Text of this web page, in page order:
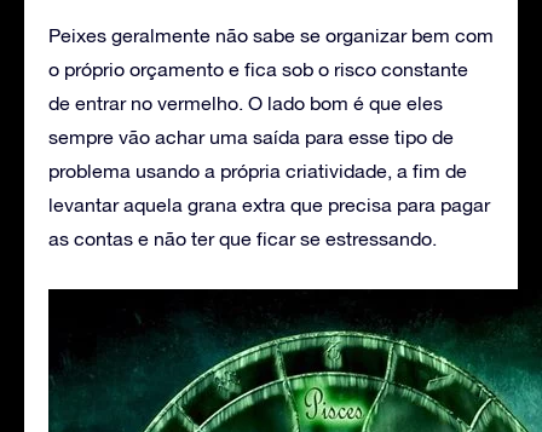
Peixes geralmente não sabe se organizar bem com
o próprio orçamento e fica sob o risco constante
de entrar no vermelho. O lado bom é que eles
sempre vão achar uma saída para esse tipo de
problema usando a própria criatividade, a fim de
levantar aquela grana extra que precisa para pagar
as contas e não ter que ficar se estressando.